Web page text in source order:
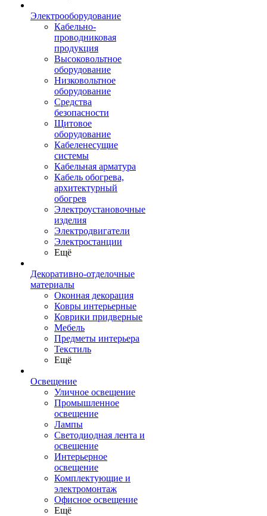
Электрооборудование
Кабельно-
проводниковая
продукция
Высоковольтное
оборудование
Низковольтное
оборудование
Средства
безопасности
Щитовое
оборудование
Кабеленесущие
системы
Кабельная арматура
Кабель обогрева,
архитектурный
обогрев
Электроустановочные
изделия
Электродвигатели
Электростанции
Ещё
Декоративно-отделочные
материалы
Оконная декорация
Ковры интерьерные
Коврики придверные
Мебель
Предметы интерьера
Текстиль
Ещё
Освещение
Уличное освещение
Промышленное
освещение
Лампы
Светодиодная лента и
освещение
Интерьерное
освещение
Комплектующие и
электромонтаж
Офисное освещение
Ещё